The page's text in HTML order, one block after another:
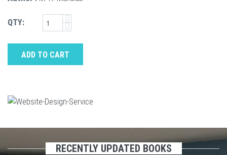
QTY:
ADD TO CART
RECENTLY UPDATED BOOKS